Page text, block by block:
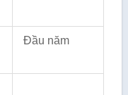
Đầu năm